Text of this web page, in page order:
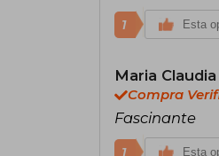
1 Esta
Maria
Compra
Fascinante
1 Esta